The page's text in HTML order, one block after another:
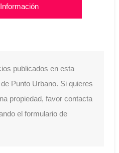
publicados en esta
Punto Urbano. Si quieres
propiedad, favor contacta
el formulario de